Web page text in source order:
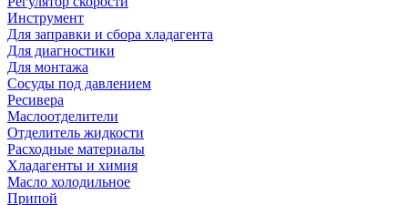
Инструмент
Для заправки и сбора хладагента
Для диагностики
Для монтажа
Сосуды под давлением
Ресивера
Маслоотделители
Отделитель жидкости
Расходные материалы
Хладагенты и химия
Масло холодильное
Припой